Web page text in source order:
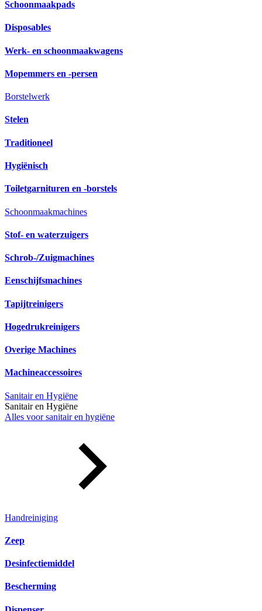
Schoonmaakpads
Disposables
Werk- en schoonmaakwagens
Mopemmers en -persen
Borstelwerk
Stelen
Traditioneel
Hygiënisch
Toiletgarnituren en -borstels
Schoonmaakmachines
Stof- en waterzuigers
Schrob-/Zuigmachines
Eenschijfsmachines
Tapijtreinigers
Hogedrukreinigers
Overige Machines
Machineaccessoires
Sanitair en Hygiëne
Sanitair en Hygiëne
Alles voor sanitair en hygiëne
Handreiniging
Zeep
Desinfectiemiddel
Bescherming